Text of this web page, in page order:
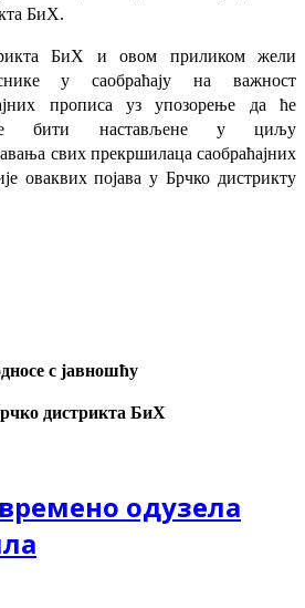
БиХ.
БиХ и овом приликом жели
у саобраћају на важност
прописа уз упозорење да ће
бити настављене у циљу
свих прекршилаца саобраћајних
оваквих појава у Брчко дистрикту
с јавношћу
дистрикта БиХ
одузела